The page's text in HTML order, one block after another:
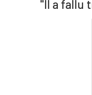
"Il a fallu